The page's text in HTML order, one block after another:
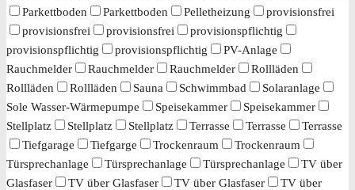
Parkettboden
Parkettboden Pelletheizung
provisionsfrei
provisionsfrei
provisionsfrei
provisionspflichtig
provisionspflichtig
provisionspflichtig
PV-Anlage
Rauchmelder
Rauchmelder Rauchmelder
Rollläden
Rollläden
Rollläden Sauna Schwimmbad
Solaranlage
Sole Wasser-Wärmepumpe
Speisekammer
Speisekammer
Stellplatz
Stellplatz Stellplatz Terrasse Terrasse
Terrasse
Tiefgarage
Tiefgarge Trockenraum
Trockenraum
Türsprechanlage
Türsprechanlage Türsprechanlage
TV über
Glasfaser
TV über Glasfaser TV über Glasfaser
TV über